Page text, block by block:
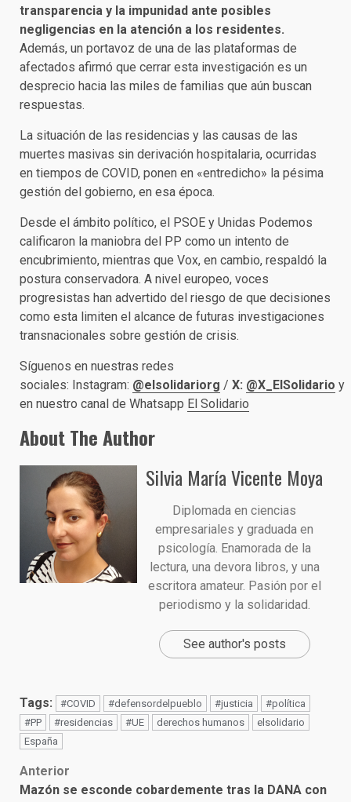
transparencia y la impunidad ante posibles
negligencias en la atención a los residentes.
Además, un portavoz de una de las plataformas de
afectados afirmó que cerrar esta investigación es un
desprecio hacia las miles de familias que aún buscan
respuestas.
La situación de las residencias y las causas de las
muertes masivas sin derivación hospitalaria, ocurridas
en tiempos de COVID, ponen en «entredicho» la pésima
gestión del gobierno, en esa época.
Desde el ámbito político, el PSOE y Unidas Podemos
calificaron la maniobra del PP como un intento de
encubrimiento, mientras que Vox, en cambio, respaldó la
postura conservadora. A nivel europeo, voces
progresistas han advertido del riesgo de que decisiones
como esta limiten el alcance de futuras investigaciones
transnacionales sobre gestión de crisis.
Síguenos en nuestras redes
sociales: Instagram: @elsolidariorg / X: @X_ElSolidario y
en nuestro canal de Whatsapp El Solidario
About The Author
Silvia María Vicente Moya
Diplomada en ciencias
empresariales y graduada en
psicología. Enamorada de la
lectura, una devora libros, y una
escritora amateur. Pasión por el
periodismo y la solidaridad.
See author's posts
Tags: #COVID #defensordelpueblo #justicia
#política
#PP
#residencias #UE derechos humanos
elsolidario
España
Post
Anterior
Mazón se esconde cobardemente tras la DANA con